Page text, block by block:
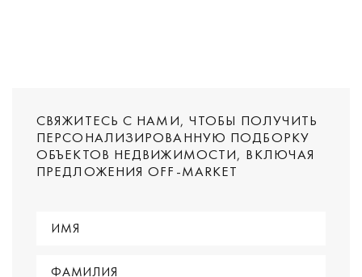
СВЯЖИТЕСЬ С НАМИ, ЧТОБЫ ПОЛУЧИТЬ
ПЕРСОНАЛИЗИРОВАННУЮ ПОДБОРКУ
ОБЪЕКТОВ НЕДВИЖИМОСТИ, ВКЛЮЧАЯ
ПРЕДЛОЖЕНИЯ OFF-MARKET